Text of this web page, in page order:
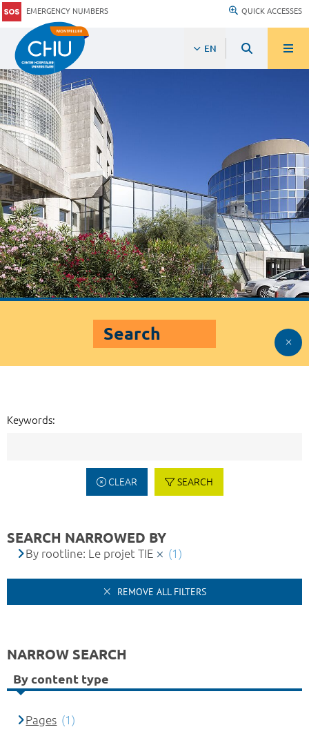
EMERGENCY NUMBERS QUICK ACCESSES
EN
Search
Keywords:
CLEAR SEARCH
SEARCH NARROWED BY
By rootline: Le projet TIE (1)
REMOVE ALL FILTERS
NARROW SEARCH
By content type
Pages (1)